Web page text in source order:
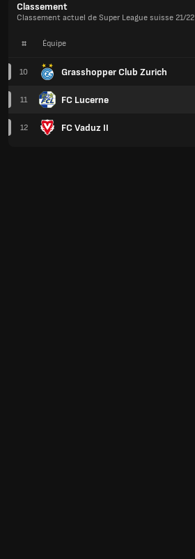
Classement
Classement actuel de Super League suisse 21/22
# Équipe
10 Grasshopper Club Zurich
11 FC Lucerne
12 FC Vaduz II